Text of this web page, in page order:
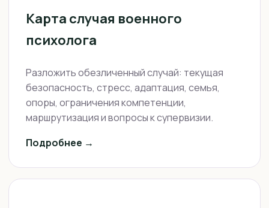
Карта случая военного
психолога
Разложить обезличенный случай: текущая
безопасность, стресс, адаптация, семья,
опоры, ограничения компетенции,
маршрутизация и вопросы к супервизии.
Подробнее →